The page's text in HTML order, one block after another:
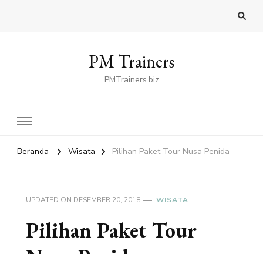
PM Trainers
PMTrainers.biz
Beranda Wisata Pilihan Paket Tour Nusa Penida
UPDATED ON DESEMBER 20, 2018 WISATA
Pilihan Paket Tour